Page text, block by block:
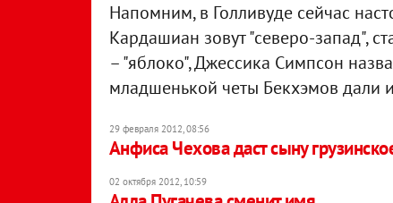
Напомним, в Голливуде сейчас
Кардашиан зовут "северо-запад",
– "яблоко", Джессика Симпсон
младшенькой четы Бекхэмов дали
29 февраля 2012, 08:56
Анфиса Чехова даст сыну
02 октября 2012, 10:59